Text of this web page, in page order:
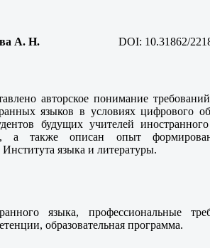
А. Н. DOI: 10.31862/
авторское понимание
языков в условиях цифрового
будущих учителей
а также описан опыт
Института языка и литературы.
языка, профессиональные
образовательная программа.